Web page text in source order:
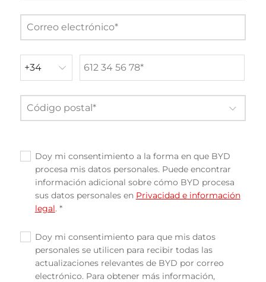
Doy mi consentimiento a la forma en que BYD
procesa mis datos personales. Puede encontrar
información adicional sobre cómo BYD procesa
sus datos personales en Privacidad e información
legal. *
Doy mi consentimiento para que mis datos
personales se utilicen para recibir todas las
actualizaciones relevantes de BYD por correo
electrónico. Para obtener más información,